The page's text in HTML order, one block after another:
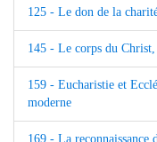
125 - Le don de la
145 - Le corps du
159 - Eucharistie et
moderne
169 - La reconnaissance